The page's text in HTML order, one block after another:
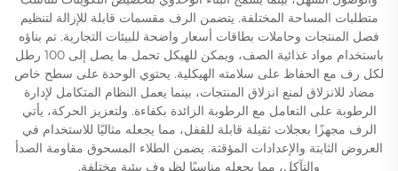
متطلبات المساحة المختلفة. يتضمن الرف مقسمات قابلة للإزالة لتنظيم
فصل المنتجات وحاملات بطاقات أسعار واضحة للبيئات التجارية. تم بناؤه
باستخدام مواد غذائية الصف، ويمكن للهيكل تحمل ما يصل إلى 100 رطل
لكل رف مع الحفاظ على سلامته الهيكلية. يحتوي الوحدة على سطح خاص
مضاد للانزلاق لمنع انزلاق المنتجات، بينما يعمل النظام المتكامل لإدارة
الرطوبة على التعامل مع الرطوبة الزائدة بكفاءة. ولتعزيز الحركة، يأتي
الرف مجهزًا بعجلات ثقيلة قابلة للقفل، مما يجعله مثاليًا للاستخدام في
العروض الثابتة والإعدادات المؤقتة. يضمن الطلاء المسحوق مقاومة الصدأ
والتآكل، مما يجعله مناسبًا لظروف بيئية مختلفة.